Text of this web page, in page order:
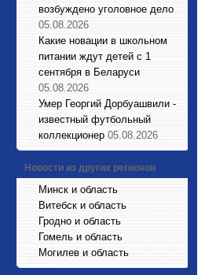
возбуждено уголовное дело
05.08.2026
Какие новации в школьном
питании ждут детей с 1
сентября в Беларуси
05.08.2026
Умер Георгий Дорбуашвили -
известный футбольный
коллекционер 05.08.2026
Новости из других регионов
Минск и область
Витебск и область
Гродно и область
Гомель и область
Могилев и область